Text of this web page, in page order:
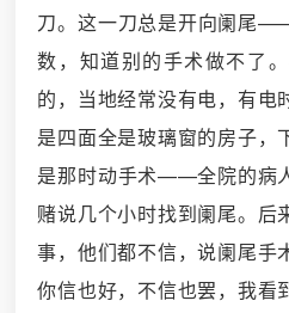
刀。这一刀总是开向阑尾
数，知道别的手术做不了
的，当地经常没有电，有电
是四面全是玻璃窗的房子，
是那时动手术——全院的病
赌说几个小时找到阑尾。后
事，他们都不信，说阑尾手
你信也好，不信也罢，我看